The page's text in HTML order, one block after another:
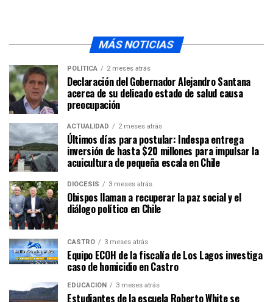
MÁS NOTICIAS
POLÍTICA 2 meses atrás
Declaración del Gobernador Alejandro Santana
acerca de su delicado estado de salud causa
preocupación
ACTUALIDAD 2 meses atrás
Últimos días para postular: Indespa entrega
inversión de hasta $20 millones para impulsar la
acuicultura de pequeña escala en Chile
DIÓCESIS 3 meses atrás
Obispos llaman a recuperar la paz social y el
diálogo político en Chile
CASTRO 3 meses atrás
Equipo ECOH de la fiscalía de Los Lagos investiga
caso de homicidio en Castro
EDUCACIÓN 3 meses atrás
Estudiantes de la escuela Roberto White se